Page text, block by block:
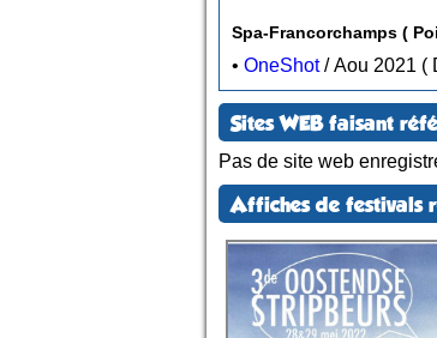
Spa-Francorchamps (
• OneShot
Sites WEB faisant
Pas de site web
Affiches de festivals